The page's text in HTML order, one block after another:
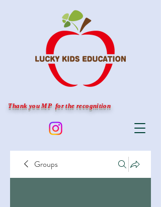
Thank you MP for the recognition
Groups